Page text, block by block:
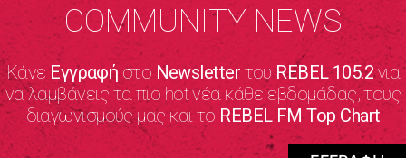
COMMUNITY NEWS
Κάνε Εγγραφήστο NewsletterτουREBEL 105.2για
να λαμβάνεις τα πιο hot νέα κάθε εβδομάδας, τους
διαγωνισμούς μας και το REBEL FM Top Chart